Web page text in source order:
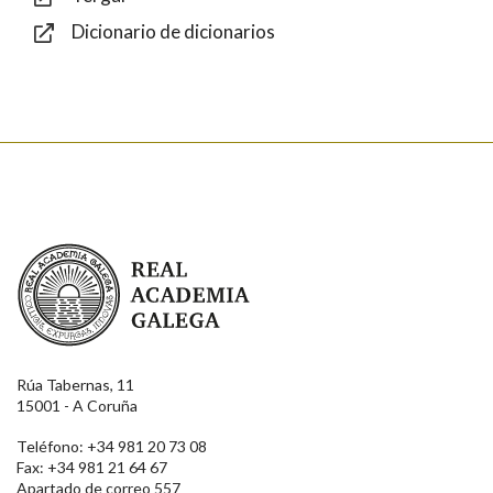
Dicionario de dicionarios
Real Academia Galega
Rúa Tabernas, 11
15001 - A Coruña
Teléfono: +34 981 20 73 08
Fax: +34 981 21 64 67
Apartado de correo 557